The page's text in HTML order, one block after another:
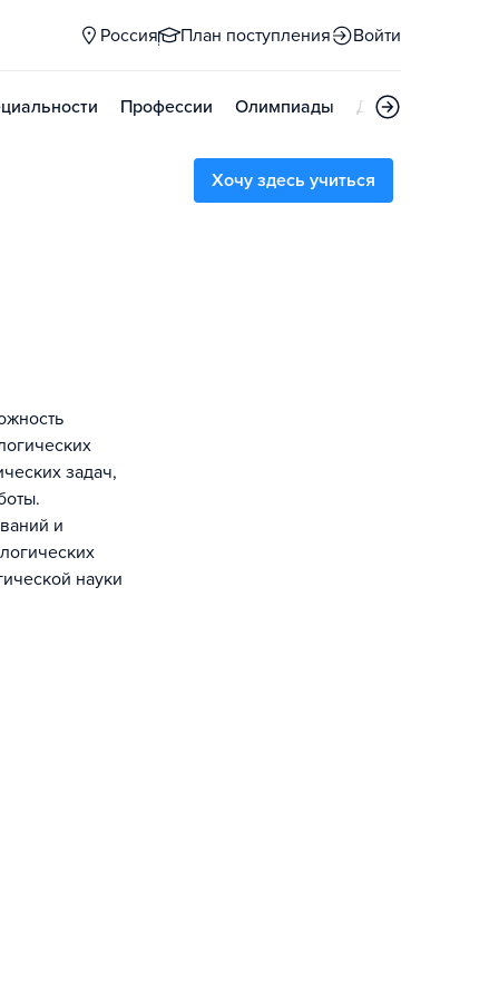
Россия План поступления Войти
Профессии Олимпиады Дни открытых
задач,
и
науки
Хочу здесь учиться